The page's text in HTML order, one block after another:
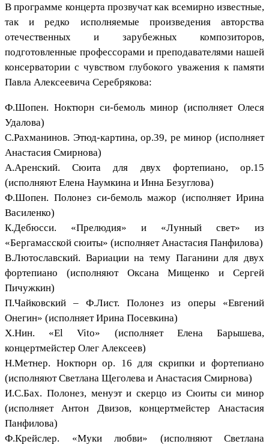
В программе концерта прозвучат как всемирно известные,
так и редко исполняемые произведения авторства
отечественных и зарубежных композиторов,
подготовленные профессорами и преподавателями нашей
консерватории с чувством глубокого уважения к памяти
Павла Алексеевича Серебрякова:
Ф.Шопен. Ноктюрн си-бемоль минор (исполняет Олеся
Удалова)
С.Рахманинов. Этюд-картина, ор.39, ре минор (исполняет
Анастасия Смирнова)
А.Аренский. Сюита для двух фортепиано, ор.15
(исполняют Елена Наумкина и Инна Безуглова)
Ф.Шопен. Полонез си-бемоль мажор (исполняет Ирина
Василенко)
К.Дебюсси. «Прелюдия» и «Лунный свет» из
«Бергамасской сюиты» (исполняет Анастасия Панфилова)
В.Лютославский. Вариации на тему Паганини для двух
фортепиано (исполняют Оксана Мищенко и Сергей
Пичужкин)
П.Чайковский – Ф.Лист. Полонез из оперы «Евгений
Онегин» (исполняет Ирина Посевкина)
Х.Нин. «El Vito» (исполняет Елена Барышева,
концертмейстер Олег Алексеев)
Н.Метнер. Ноктюрн ор. 16 для скрипки и фортепиано
(исполняют Светлана Щеголева и Анастасия Смирнова)
И.С.Бах. Полонез, менуэт и скерцо из Сюиты си минор
(исполняет Антон Двизов, концертмейстер Анастасия
Панфилова)
Ф.Крейслер. «Муки любви» (исполняют Светлана